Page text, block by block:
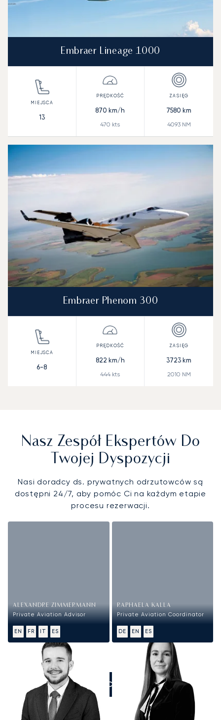
Embraer Lineage 1000
13
870 km/h
470 kts
7580 km
4093NM
Embraer Phenom 300
6-8
822 km/h
444 kts
3723 km
2010 NM
Nasz Zespół Ekspertów Do
Twojej Dyspozycji
Nasi doradcy ds. prywatnych odrzutowców są
dostępni 24/7, aby pomóc Ci na każdym etapie
procesu rezerwacji.
ALEXANDRE ZIMMERMANN
Private Aviation Advisor
EN FR IT ES
RAPHAELA KALLA
Private Aviation Coordinator
DE EN ES
ZADZWOŃCIE DO NAS